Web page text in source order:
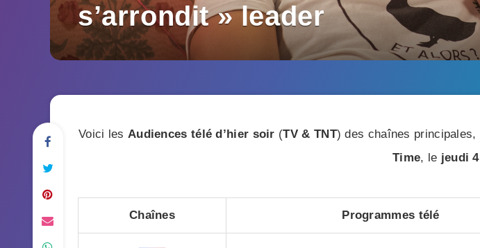
s’arrondit » leader
Voici les Audiences télé d’hier soir (TV & TNT) des chaînes
Time, le jeudi
Chaînes Programmes télé